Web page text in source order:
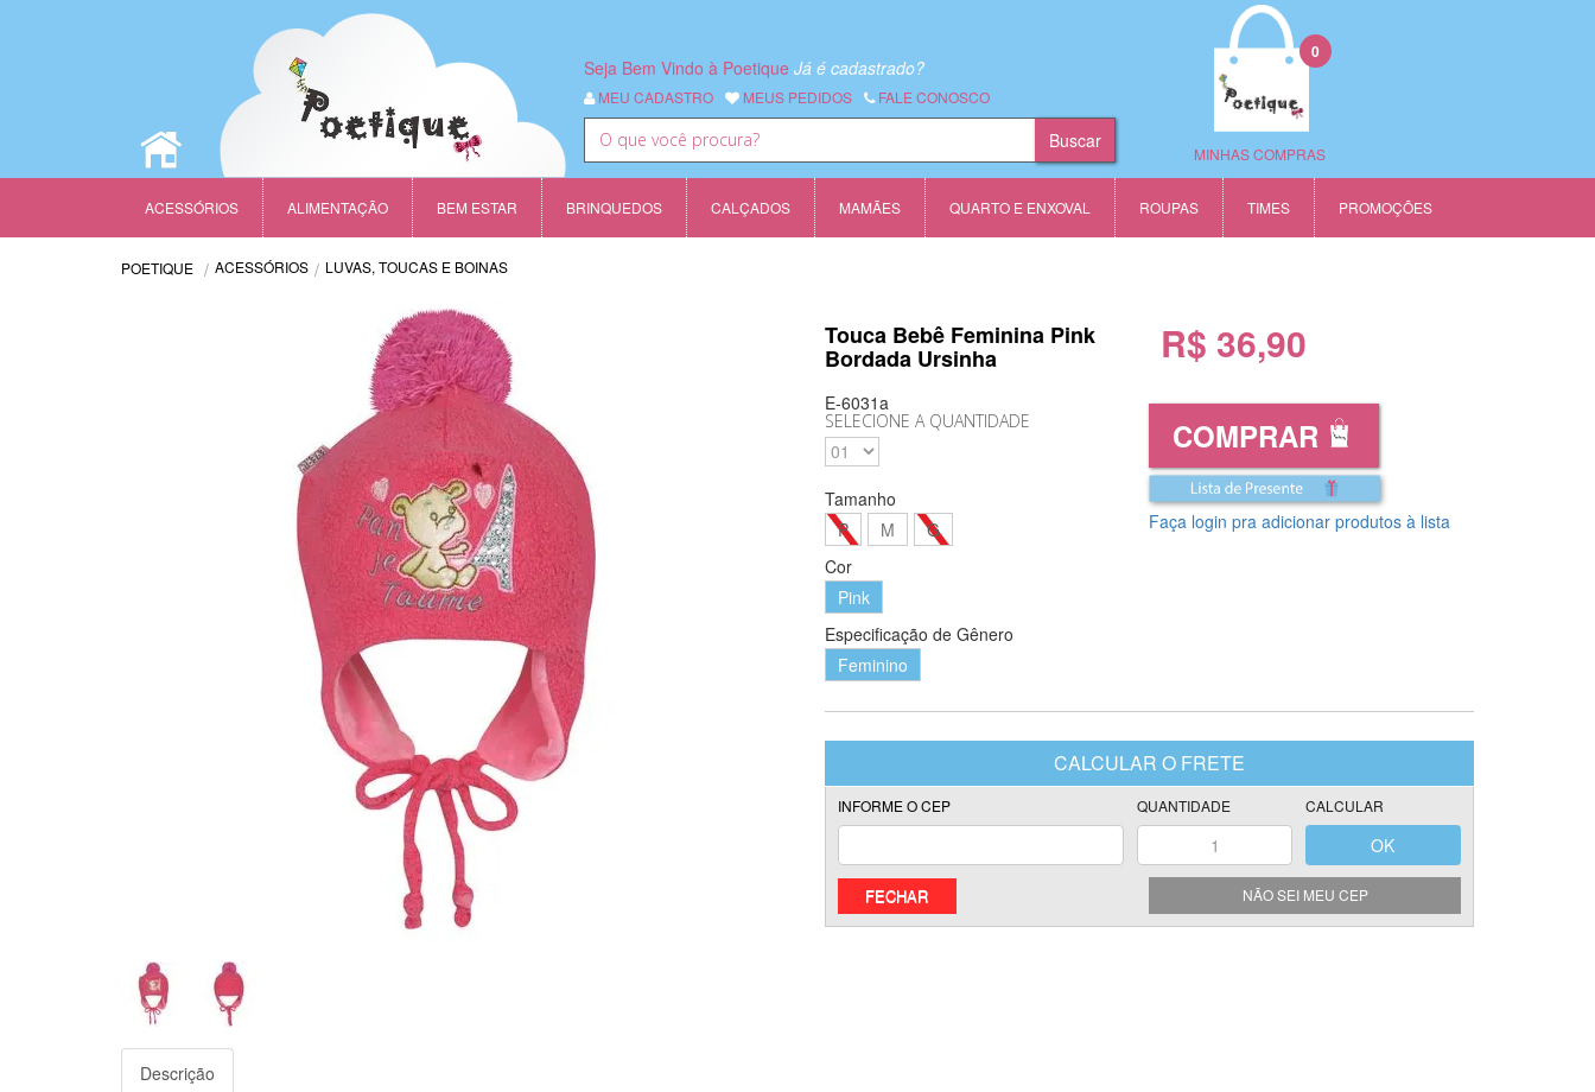
Seja Bem Vindo à Poetique Já é cadastrado?
MEU CADASTRO MEUS PEDIDOS FALE CONOSCO
MINHAS COMPRAS
0
ACESSÓRIOS ALIMENTAÇÃO BEM ESTAR BRINQUEDOS CALÇADOS MAMÃES QUARTO E ENXOVAL ROUPAS TIMES PROMOÇÕES
POETIQUE ACESSÓRIOS LUVAS, TOUCAS E BOINAS
R$ 36,90
COMPRAR
Faça login pra adicionar produtos à lista
Touca Bebê Feminina Pink
Bordada Ursinha
E-6031a
SELECIONE A QUANTIDADE
Tamanho
P
M
G
Cor
Pink
Especificação de Gênero
Feminino
NÃO SEI MEU CEP
FECHAR
Descrição